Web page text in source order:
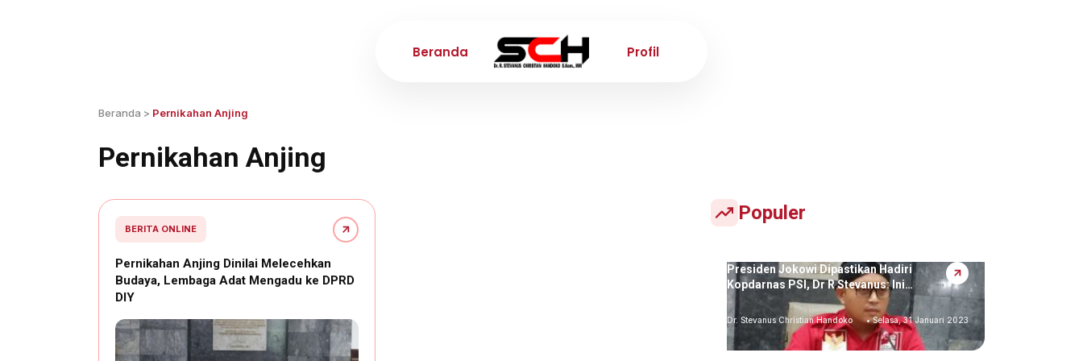
Beranda Profil
Beranda > Pernikahan Anjing
Pernikahan Anjing
BERITA ONLINE
Pernikahan Anjing Dinilai Melecehkan
Budaya, Lembaga Adat Mengadu ke DPRD
DIY
Populer
Presiden Jokowi Dipastikan Hadiri
Kopdarnas PSI, Dr R Stevanus: Ini…
Dr. Stevanus Christian Handoko • Selasa, 31 Januari 2023